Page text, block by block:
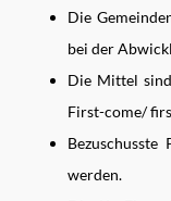
Die
bei der
Die Mittel
First-come/
Bezuschusste
werden.